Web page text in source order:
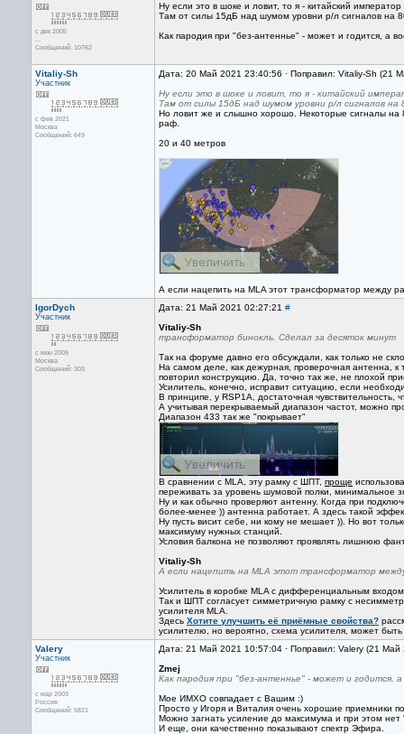
с дек 2005
...
Сообщений: 10762
Ну если это в шоке и ловит, то я - китайский император
Там от силы 15дБ над шумом уровни р/л сигналов на
Как пародия при "без-антеннье" - может и годится, а
Vitaliy-Sh
Участник
с фев 2021
Москва
Сообщений: 649
Дата: 20 Май 2021 23:40:56 · Поправил: Vitaliy-Sh (21
Ну если это в шоке и ловит, то я - китайский
Там от силы 15дБ над шумом уровни р/л сигналов на
Но ловит же и слышно хорошо. Некоторые сигналы
раф.
20 и 40 метров
А если нацепить на MLA этот трансформатор между
IgorDych
Участник
с июн 2009
Москва
Сообщений: 303
Дата: 21 Май 2021 02:27:21 #
Vitaliy-Sh
трансформатор бинокль. Сделал за десяток минут
Так на форуме давно его обсуждали, как только не
На самом деле, как дежурная, проверочная антенна,
повторил конструкцию. Да, точно так же, не плохой
Усилитель, конечно, исправит ситуацию, если
В принципе, у RSP1A, достаточная
А учитывая перекрываемый диапазон частот, можно
Диапазон 433 так же "покрывает"
В сравнении с MLA, эту рамку с ШПТ, проще
переживать за уровень шумовой полки, минимальное
Ну и как обычно проверяют антенну. Когда при
более-менее )) антенна работает. А здесь такой
Ну пусть висит себе, ни кому не мешает )). Но вот
максимуму нужных станций.
Условия балкона не позволяют проявлять лишнюю
Vitaliy-Sh
А если нацепить на MLA этот трансформатор
Усилитель в коробке MLA с дифференциальным
Так и ШПТ согласует симметричную рамку с
усилителя MLA.
Здесь Хотите улучшить её приёмные свойства?
усилителю, но вероятно, схема усилителя, может
Valery
Участник
с мар 2003
Россия
Сообщений: 5821
Дата: 21 Май 2021 10:57:04 · Поправил: Valery (21
Zmej
Как пародия при "без-антеннье" - может и годится,
Мое ИМХО совпадает с Вашим :)
Просто у Игоря и Виталия очень хорошие приемники
Можно загнать усиление до максимума и при этом
И еще, они качественно показывают спектр Эфира.